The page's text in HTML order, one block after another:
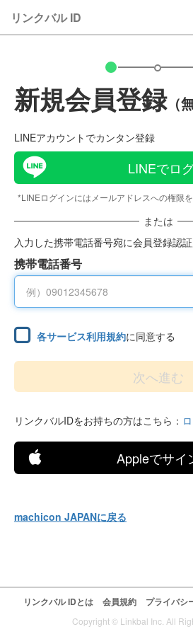
リンクバル ID
新規会員登録（
LINEアカウントでカンタン登録
LINEでロ
*LINEログインにはメールアドレスへの権限
または
入力した携帯電話番号宛に会員登録認
携帯電話番号
各サービス利用規約に同意する
リンクバルIDをお持ちの方はこちら：
Appleでサイ
machicon JAPANに戻る
リンクバル IDとは 会員規約 プライバシ
Copyright © Linkbal Inc. All